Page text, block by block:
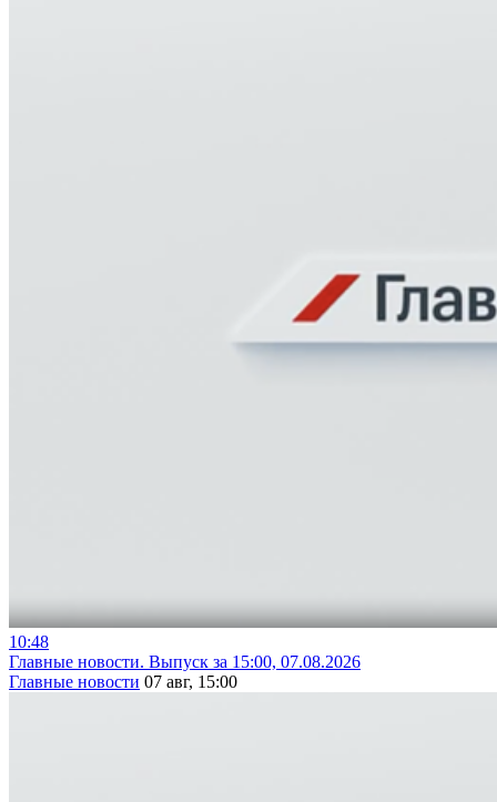
10:48
Главные новости. Выпуск за 15:00, 07.08.2026
Главные новости 07 авг, 15:00